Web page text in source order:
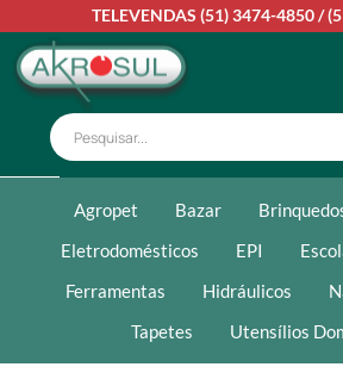
TELEVENDAS (51) 3474-4850/
Agropet Bazar
Eletrodomésticos
EPI
Ferramentas
Hidráulicos
Tapetes
Utensílios